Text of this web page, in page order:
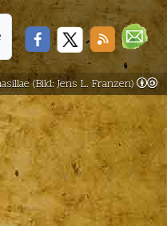
(Bild: Jens L. Franzen)